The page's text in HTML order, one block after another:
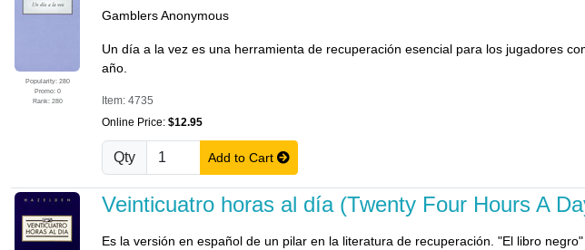
Popularity: 280
Promo: 0
Rank: 280
Gamblers Anonymous
Un día a la vez es una herramienta de recuperación esencial para los jugadores
año.
Item: 4735
Online Price: $12.95
Qty Add to Cart
Veinticuatro horas al día (Twenty Four Hours A
Es la versión en español de un pilar en la literatura de recuperación. "El libro